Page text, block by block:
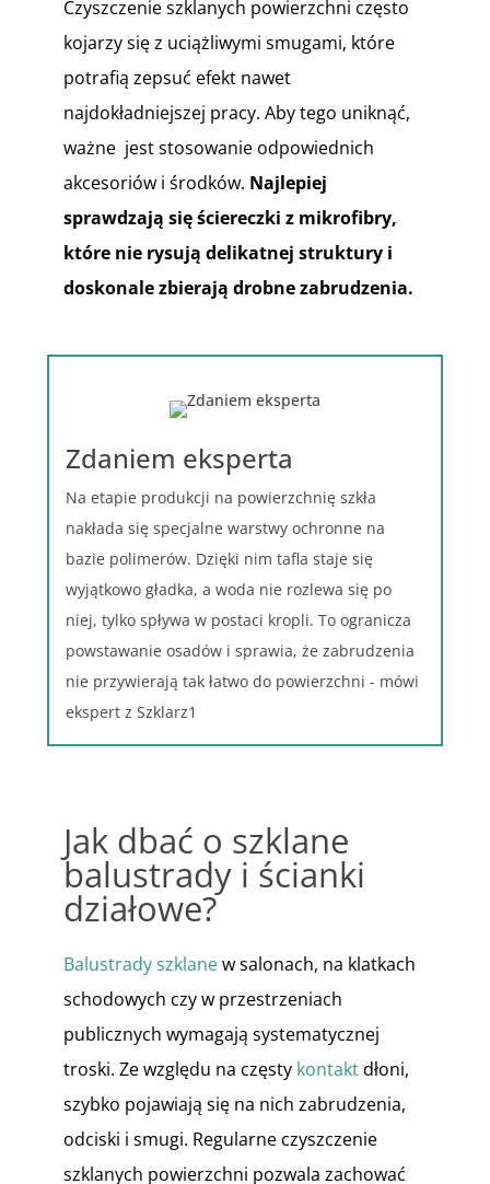
Czyszczenie szklanych powierzchni często
kojarzy się z uciążliwymi smugami, które
potrafią zepsuć efekt nawet
najdokładniejszej pracy. Aby tego uniknąć,
ważne jest stosowanie odpowiednich
akcesoriów i środków. Najlepiej
sprawdzają się ściereczki z mikrofibry,
które nie rysują delikatnej struktury i
doskonale zbierają drobne zabrudzenia.
Zdaniem eksperta
Na etapie produkcji na powierzchnię szkła
nakłada się specjalne warstwy ochronne na
bazie polimerów. Dzięki nim tafla staje się
wyjątkowo gładka, a woda nie rozlewa się po
niej, tylko spływa w postaci kropli. To ogranicza
powstawanie osadów i sprawia, że zabrudzenia
nie przywierają tak łatwo do powierzchni - mówi
ekspert z Szklarz1
Jak dbać o szklane
balustrady i ścianki
działowe?
Balustrady szklanew salonach, na klatkach
schodowych czy w przestrzeniach
publicznych wymagają systematycznej
troski. Ze względu na częsty kontaktdłoni,
szybko pojawiają się na nich zabrudzenia,
odciski i smugi. Regularne czyszczenie
szklanych powierzchni pozwala zachować